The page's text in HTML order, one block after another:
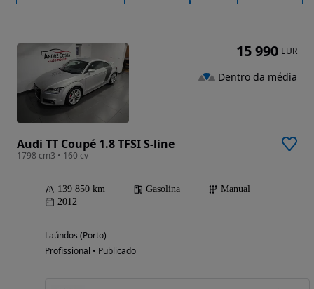
Audi TT Coupé 1.8 TFSI S-line
1798 cm3 • 160 cv
139 850 km Gasolina
Manual
2012
Laúndos (Porto)
Profissional • Publicado
15 990 EUR
Dentro da média